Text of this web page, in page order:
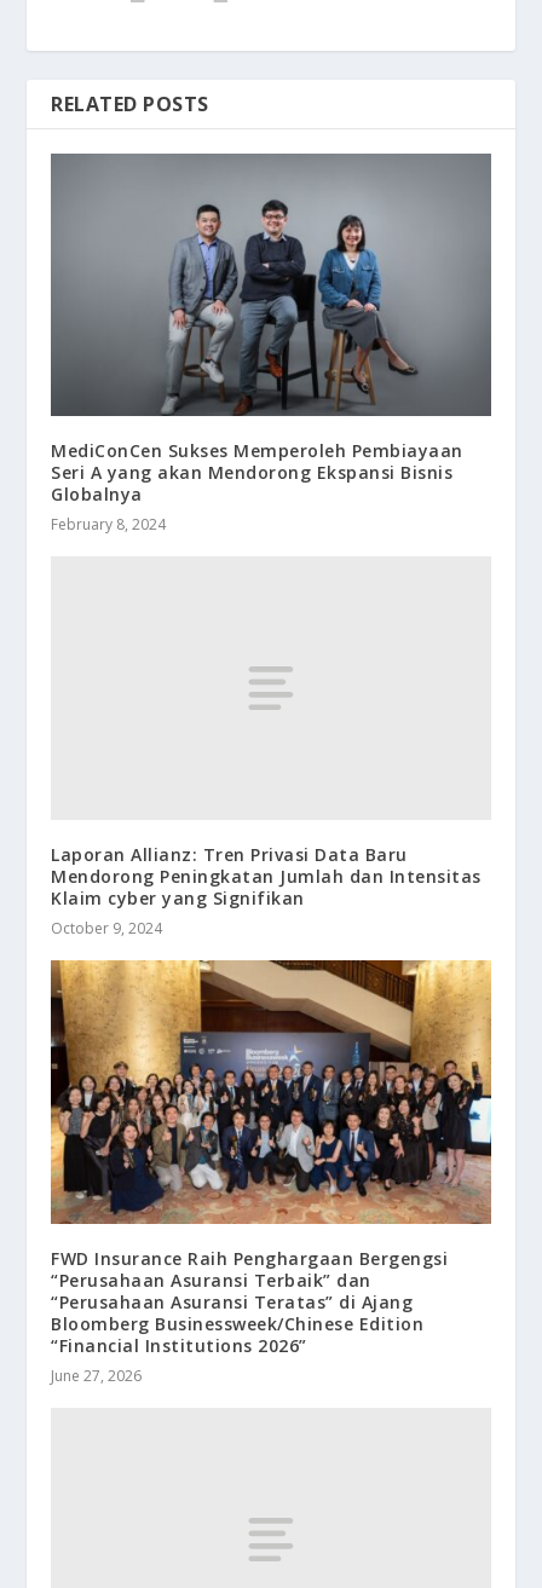
RELATED POSTS
MediConCen Sukses Memperoleh Pembiayaan
Seri A yang akan Mendorong Ekspansi Bisnis
Globalnya
February 8, 2024
Laporan Allianz: Tren Privasi Data Baru
Mendorong Peningkatan Jumlah dan Intensitas
Klaim cyber yang Signifikan
October 9, 2024
FWD Insurance Raih Penghargaan Bergengsi
“Perusahaan Asuransi Terbaik” dan
“Perusahaan Asuransi Teratas” di Ajang
Bloomberg Businessweek/Chinese Edition
“Financial Institutions 2026”
June 27, 2026